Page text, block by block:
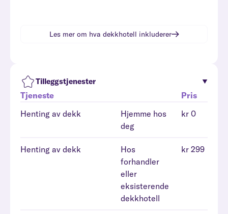
Les mer om hva dekkhotell inkluderer
Tilleggstjenester
Tjeneste
Pris
Henting av dekk
Hjemme hos
deg
kr 0
Henting av dekk
Hos
forhandler
eller
eksisterende
dekkhotell
kr 299